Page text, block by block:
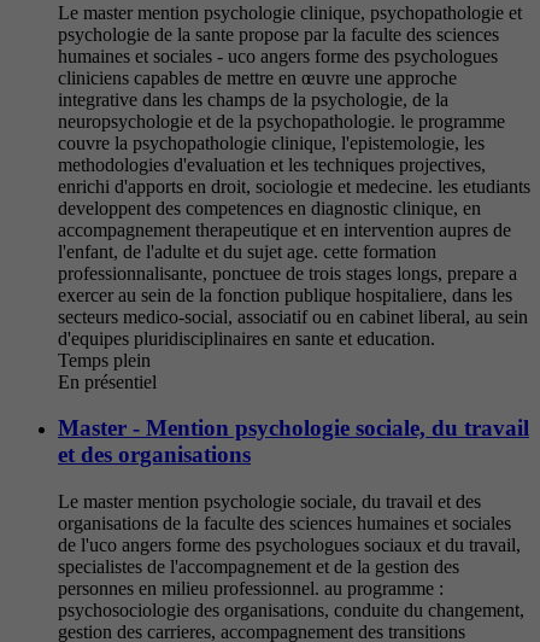
Le master mention psychologie clinique, psychopathologie et
psychologie de la sante propose par la faculte des sciences
humaines et sociales - uco angers forme des psychologues
cliniciens capables de mettre en œuvre une approche
integrative dans les champs de la psychologie, de la
neuropsychologie et de la psychopathologie. le programme
couvre la psychopathologie clinique, l'epistemologie, les
methodologies d'evaluation et les techniques projectives,
enrichi d'apports en droit, sociologie et medecine. les etudiants
developpent des competences en diagnostic clinique, en
accompagnement therapeutique et en intervention aupres de
l'enfant, de l'adulte et du sujet age. cette formation
professionnalisante, ponctuee de trois stages longs, prepare a
exercer au sein de la fonction publique hospitaliere, dans les
secteurs medico-social, associatif ou en cabinet liberal, au sein
d'equipes pluridisciplinaires en sante et education.
Temps plein
En présentiel
Master - Mention psychologie sociale, du travail
et des organisations
Le master mention psychologie sociale, du travail et des
organisations de la faculte des sciences humaines et sociales
de l'uco angers forme des psychologues sociaux et du travail,
specialistes de l'accompagnement et de la gestion des
personnes en milieu professionnel. au programme :
psychosociologie des organisations, conduite du changement,
gestion des carrieres, accompagnement des transitions